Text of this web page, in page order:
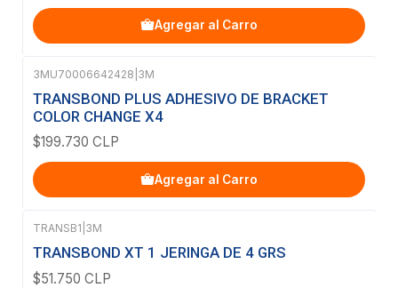
Agregar al Carro
3MU70006642428 3M
TRANSBOND PLUS ADHESIVO DE BRACKET
COLOR CHANGE X4
$199.730 CLP
Agregar al Carro
Agotado
TRANSB1 3M
TRANSBOND XT 1 JERINGA DE 4 GRS
$51.750 CLP